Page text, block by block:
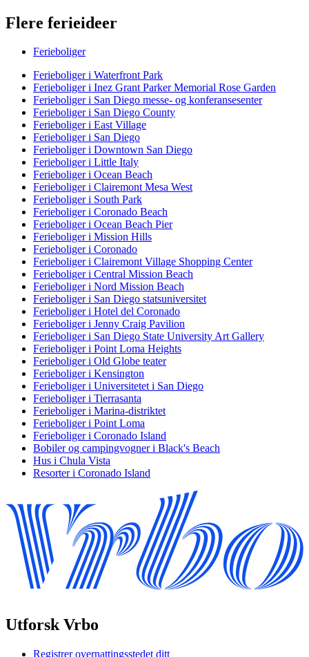
Flere ferieideer
Ferieboliger
Ferieboliger i Waterfront Park
Ferieboliger i Inez Grant Parker Memorial Rose Garden
Ferieboliger i San Diego messe- og konferansesenter
Ferieboliger i San Diego County
Ferieboliger i East Village
Ferieboliger i San Diego
Ferieboliger i Downtown San Diego
Ferieboliger i Little Italy
Ferieboliger i Ocean Beach
Ferieboliger i Clairemont Mesa West
Ferieboliger i South Park
Ferieboliger i Coronado Beach
Ferieboliger i Ocean Beach Pier
Ferieboliger i Mission Hills
Ferieboliger i Coronado
Ferieboliger i Clairemont Village Shopping Center
Ferieboliger i Central Mission Beach
Ferieboliger i Nord Mission Beach
Ferieboliger i San Diego statsuniversitet
Ferieboliger i Hotel del Coronado
Ferieboliger i Jenny Craig Pavilion
Ferieboliger i San Diego State University Art Gallery
Ferieboliger i Point Loma Heights
Ferieboliger i Old Globe teater
Ferieboliger i Kensington
Ferieboliger i Universitetet i San Diego
Ferieboliger i Tierrasanta
Ferieboliger i Marina-distriktet
Ferieboliger i Point Loma
Ferieboliger i Coronado Island
Bobiler og campingvogner i Black's Beach
Hus i Chula Vista
Resorter i Coronado Island
Utforsk Vrbo
Registrer overnattingsstedet ditt